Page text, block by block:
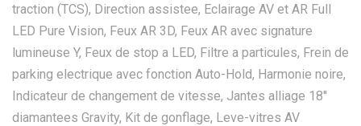
traction (TCS), Direction assistee, Eclairage AV et AR Full
LED Pure Vision, Feux AR 3D, Feux AR avec signature
lumineuse Y, Feux de stop a LED, Filtre a particules, Frein de
parking electrique avec fonction Auto-Hold, Harmonie noire,
Indicateur de changement de vitesse, Jantes alliage 18''
diamantees Gravity, Kit de gonflage, Leve-vitres AV